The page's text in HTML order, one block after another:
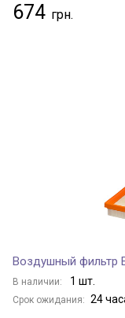
674
Воздушный фильтр
В наличии: 1 шт.
Срок ожидания: 24